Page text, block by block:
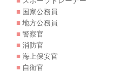
■ 国家公務員
■ 地方公務員
■ 警察官
■ 消防官
■ 海上保安官
■ 自衛官